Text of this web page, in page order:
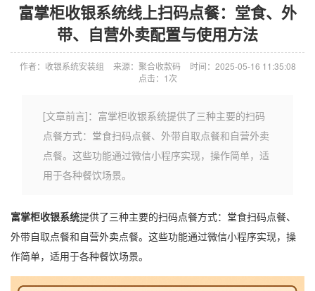
富掌柜收银系统线上扫码点餐：堂食、外
带、自营外卖配置与使用方法
作者：收银系统安装组 来源：聚合收款码
时间：2025-05-16 11:35:08
点击：1次
[文章前言]：富掌柜收银系统​提供了三种主要的扫码
点餐方式：堂食扫码点餐、外带自取点餐和自营外卖
点餐。这些功能通过微信小程序实现，操作简单，适
用于各种餐饮场景。
富掌柜收银系统提供了三种主要的扫码点餐方式：堂食扫码点餐、
外带自取点餐和自营外卖点餐。这些功能通过微信小程序实现，操
作简单，适用于各种餐饮场景。